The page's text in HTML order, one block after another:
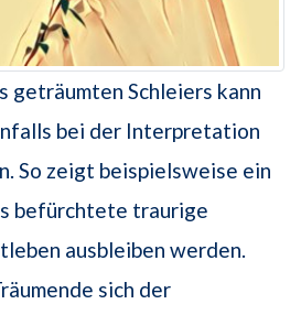
geträumten Schleiers kann
bei der Interpretation
So zeigt beispielsweise ein
befürchtete traurige
ausbleiben werden.
sich der